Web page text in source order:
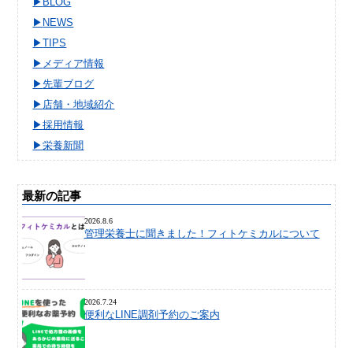
NEWS
TIPS
メディア情報
先輩ブログ
店舗・地域紹介
採用情報
栄養新聞
最新の記事
2026.8.6
管理栄養士に聞きました！フィトケミカルについて
2026.7.24
便利なLINE調剤予約のご案内